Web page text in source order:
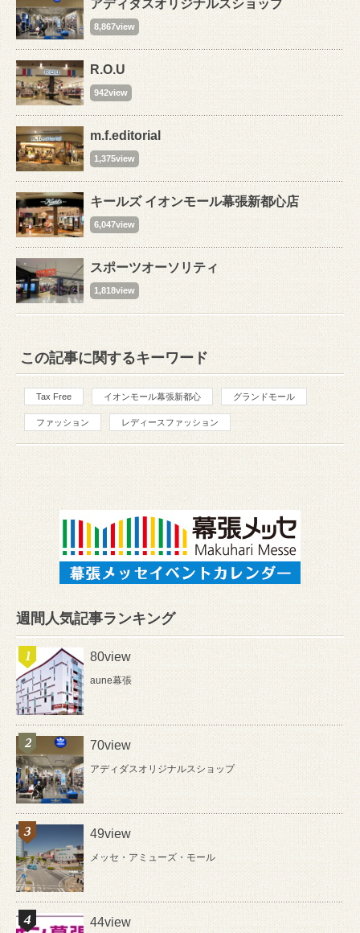
アディダスオリジナルスショップ
8,867view
R.O.U
942view
m.f.editorial
1,375view
キールズ イオンモール幕張新都心店
6,047view
スポーツオーソリティ
1,818view
この記事に関するキーワード
Tax Free イオンモール幕張新都心 グランドモール
ファッション レディースファッション
週間人気記事ランキング
80view
aune幕張
70view
アディダスオリジナルスショップ
49view
メッセ・アミューズ・モール
44view